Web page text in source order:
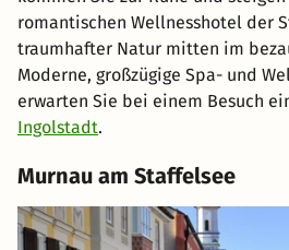
romantischen Wellnesshotel der
traumhafter Natur mitten im
Moderne, großzügige Spa- und
erwarten Sie bei einem Besuch
Ingolstadt.
Murnau am Staffelsee